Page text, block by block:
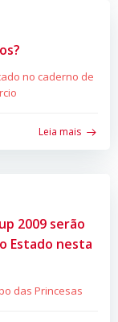
no caderno de
Leia mais
2009 serão
Estado nesta
das Princesas